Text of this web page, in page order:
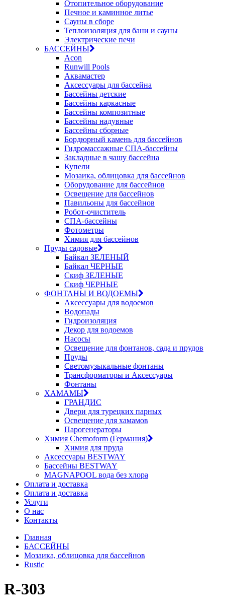
Отопительное оборудование
Печное и каминное литье
Сауны в сборе
Теплоизоляция для бани и сауны
Электрические печи
БАССЕЙНЫ
Acon
Runwill Pools
Аквамастер
Аксессуары для бассейна
Бассейны детские
Бассейны каркасные
Бассейны композитные
Бассейны надувные
Бассейны сборные
Бордюрный камень для бассейнов
Гидромассажные СПА-бассейны
Закладные в чашу бассейна
Купели
Мозаика, облицовка для бассейнов
Оборудование для бассейнов
Освещение для бассейнов
Павильоны для бассейнов
Робот-очиститель
СПА-бассейны
Фотометры
Химия для бассейнов
Пруды садовые
Байкал ЗЕЛЕНЫЙ
Байкал ЧЕРНЫЕ
Скиф ЗЕЛЕНЫЕ
Скиф ЧЕРНЫЕ
ФОНТАНЫ И ВОДОЕМЫ
Аксессуары для водоемов
Водопады
Гидроизоляция
Декор для водоемов
Насосы
Освещение для фонтанов, сада и прудов
Пруды
Светомузыкальные фонтаны
Трансформаторы и Аксессуары
Фонтаны
ХАМАМЫ
ГРАНДИС
Двери для турецких парных
Освещение для хамамов
Парогенераторы
Химия Chemoform (Германия)
Химия для пруда
Аксессуары BESTWAY
Бассейны BESTWAY
MAGNAPOOL вода без хлора
Оплата и доставка
Оплата и доставка
Услуги
О нас
Контакты
Главная
БАССЕЙНЫ
Мозаика, облицовка для бассейнов
Rustic
R-303